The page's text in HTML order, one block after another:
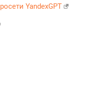
YandexGPT